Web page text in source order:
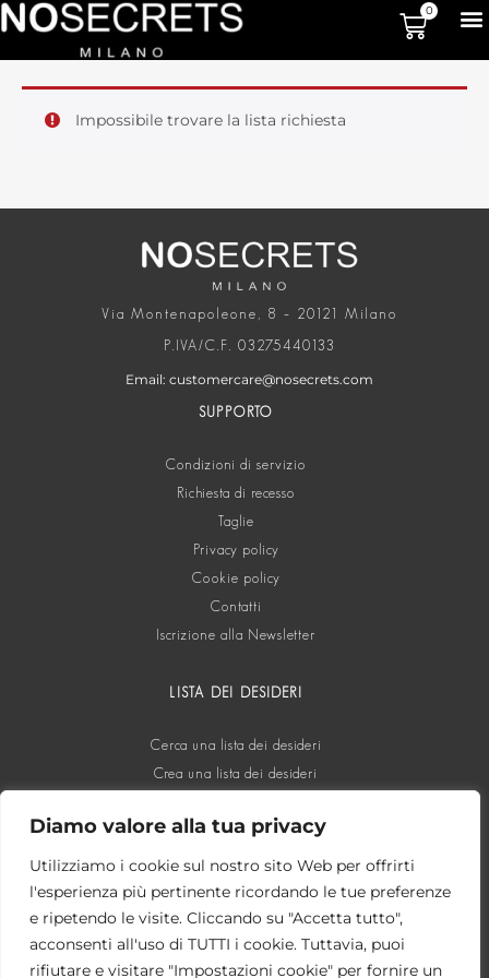
Diamo valore alla tua privacy
Utilizziamo i cookie sul nostro sito Web per offrirti
l'esperienza più pertinente ricordando le tue preferenze
e ripetendo le visite. Cliccando su "Accetta tutto",
acconsenti all'uso di TUTTI i cookie. Tuttavia, puoi
rifiutare e visitare "Impostazioni cookie" per fornire un
0
Impossibile trovare la lista richiesta
Via Montenapoleone, 8 – 20121 Milano
P.IVA/C.F. 03275440133
Email: customercare@nosecrets.com
SUPPORTO
Condizioni di servizio
Richiesta di recesso
Taglie
Privacy policy
Cookie policy
Contatti
Iscrizione alla Newsletter
LISTA DEI DESIDERI
Cerca una lista dei desideri
Crea una lista dei desideri
SOCIAL